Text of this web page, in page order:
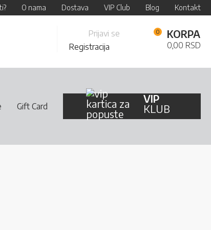
O nama Dostava VIP Club Blog Kontakt
Content
Prijavi se
Registracija
KORPA
0,00 RSD
Gift Card
VIP
KLUB